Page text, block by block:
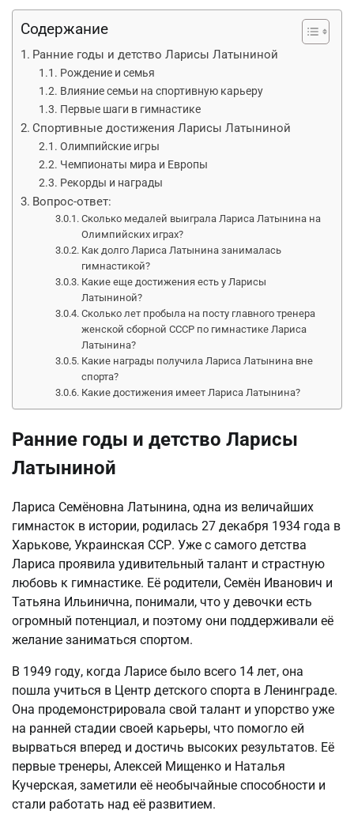
Содержание
Ранние годы и детство Ларисы Латыниной
Рождение и семья
Влияние семьи на спортивную карьеру
Первые шаги в гимнастике
Спортивные достижения Ларисы Латыниной
Олимпийские игры
Чемпионаты мира и Европы
Рекорды и награды
Вопрос-ответ:
Сколько медалей выиграла Лариса Латынина на
Олимпийских играх?
Как долго Лариса Латынина занималась
гимнастикой?
Какие еще достижения есть у Ларисы
Латыниной?
Сколько лет пробыла на посту главного тренера
женской сборной СССР по гимнастике Лариса
Латынина?
Какие награды получила Лариса Латынина вне
спорта?
Какие достижения имеет Лариса Латынина?
Ранние годы и детство Ларисы
Латыниной
Лариса Семёновна Латынина, одна из величайших
гимнасток в истории, родилась 27 декабря 1934 года в
Харькове, Украинская ССР. Уже с самого детства
Лариса проявила удивительный талант и страстную
любовь к гимнастике. Её родители, Семён Иванович и
Татьяна Ильинична, понимали, что у девочки есть
огромный потенциал, и поэтому они поддерживали её
желание заниматься спортом.
В 1949 году, когда Ларисе было всего 14 лет, она
пошла учиться в Центр детского спорта в Ленинграде.
Она продемонстрировала свой талант и упорство уже
на ранней стадии своей карьеры, что помогло ей
вырваться вперед и достичь высоких результатов. Её
первые тренеры, Алексей Мищенко и Наталья
Кучерская, заметили её необычайные способности и
стали работать над её развитием.